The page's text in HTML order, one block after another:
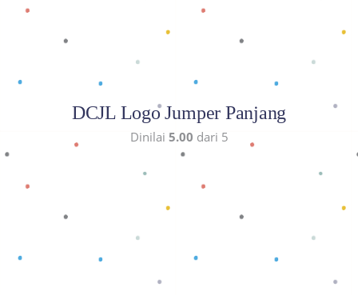
DCJL Logo Jumper Panjang
Dinilai 5.00 dari 5
Baca selengkapnya